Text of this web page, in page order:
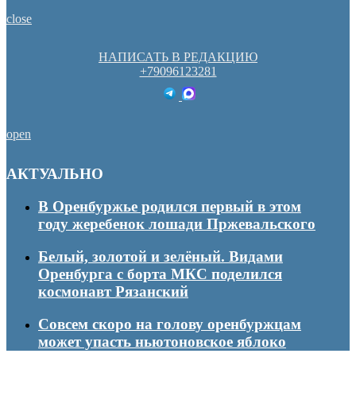
close
НАПИСАТЬ В РЕДАКЦИЮ
+79096123281
open
АКТУАЛЬНО
В Оренбуржье родился первый в этом
году жеребенок лошади Пржевальского
Белый, золотой и зелёный. Видами
Оренбурга с борта МКС поделился
космонавт Рязанский
Совсем скоро на голову оренбуржцам
может упасть ньютоновское яблоко